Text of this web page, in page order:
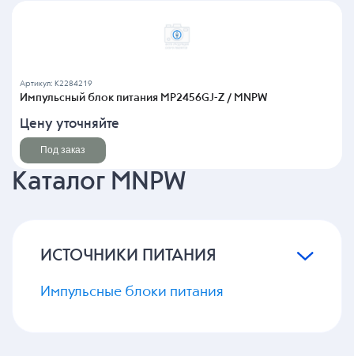
Артикул: K2284219
Импульсный блок питания MP2456GJ-Z / MNPW
Цену уточняйте
Под заказ
Каталог MNPW
ИСТОЧНИКИ ПИТАНИЯ
Импульсные блоки питания